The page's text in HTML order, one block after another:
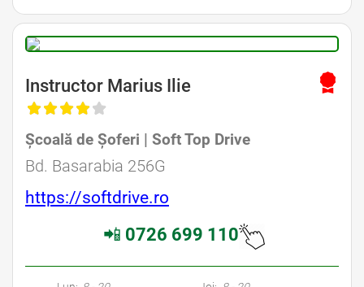
Instructor Marius Ilie
Școală de Șoferi | Soft Top Drive
Bd. Basarabia 256G
https://softdrive.ro
📲 0726 699 110